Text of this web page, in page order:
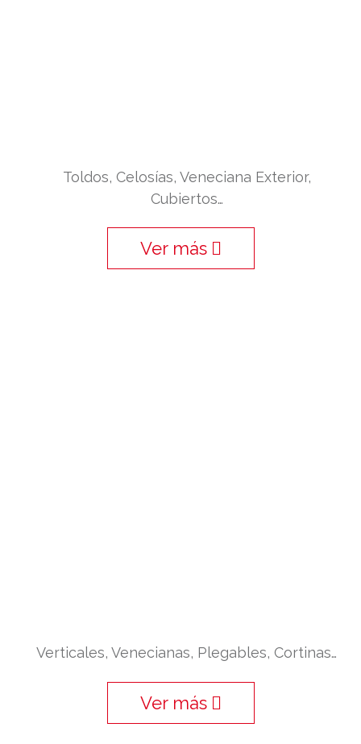
Toldos, Celosías, Veneciana Exterior,
Cubiertos…
Ver más
Verticales, Venecianas, Plegables, Cortinas…
Ver más